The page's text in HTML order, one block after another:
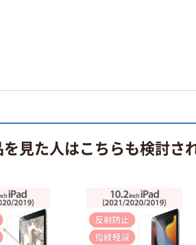
を見た人はこちらも検討さ